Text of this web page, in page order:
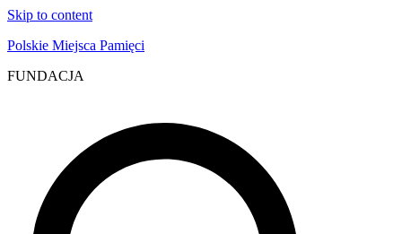
Skip to content
Polskie Miejsca Pamięci
FUNDACJA